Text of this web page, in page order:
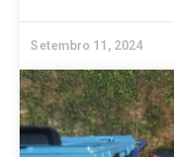
Setembro 11, 2024